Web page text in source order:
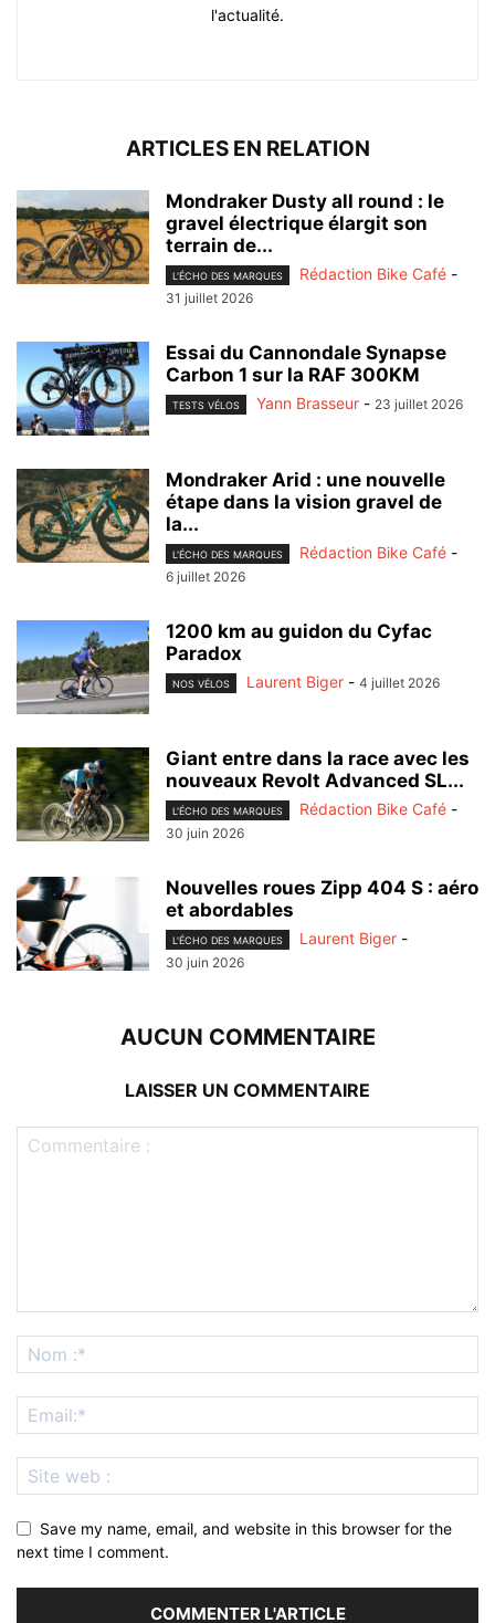
l'actualité.
ARTICLES EN RELATION
Mondraker Dusty all round : le
gravel électrique élargit son
terrain de...
L'ÉCHO DES MARQUES Rédaction Bike Café -
31 juillet 2026
Essai du Cannondale Synapse
Carbon 1 sur la RAF 300KM
TESTS VÉLOS Yann Brasseur - 23 juillet 2026
Mondraker Arid : une nouvelle
étape dans la vision gravel de
la...
L'ÉCHO DES MARQUES Rédaction Bike Café -
6 juillet 2026
1200 km au guidon du Cyfac
Paradox
NOS VÉLOS Laurent Biger - 4 juillet 2026
Giant entre dans la race avec les
nouveaux Revolt Advanced SL...
L'ÉCHO DES MARQUES Rédaction Bike Café -
30 juin 2026
Nouvelles roues Zipp 404 S : aéro
et abordables
L'ÉCHO DES MARQUES Laurent Biger -
30 juin 2026
AUCUN COMMENTAIRE
LAISSER UN COMMENTAIRE
Save my name, email, and website in this browser for the
next time I comment.